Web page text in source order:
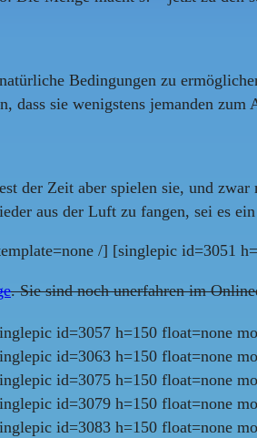
Bedingungen zu
dass sie wenigstens jemanden zum
der Zeit aber spielen sie, und
aus der Luft zu fangen, sei es
/] [singlepic id=3051
. Sie sind noch unerfahren im
id=3057 h=150 float=none
id=3063 h=150 float=none
id=3075 h=150 float=none
id=3079 h=150 float=none
id=3083 h=150 float=none